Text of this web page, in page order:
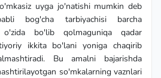
uyga jo'natishi mumkin deb
bog'cha tarbiyachisi barcha
o'zida bo'lib qolmaguniqa qadar
ikkita bo'lani yoniga chaqirib
Bu amalni bajarishda
so'mkalarning vaznlari